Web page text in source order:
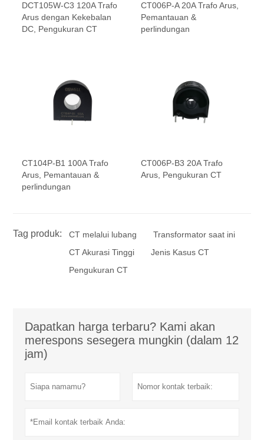
DCT105W-C3 120A Trafo
Arus dengan Kekebalan
DC, Pengukuran CT
CT006P-A 20A Trafo Arus,
Pemantauan &
perlindungan
CT104P-B1 100A Trafo
Arus, Pemantauan &
perlindungan
CT006P-B3 20A Trafo
Arus, Pengukuran CT
Tag produk: CT melalui lubang
Transformator saat ini
CT Akurasi Tinggi
Jenis Kasus CT
Pengukuran CT
Dapatkan harga terbaru? Kami akan
merespons sesegera mungkin (dalam 12
jam)